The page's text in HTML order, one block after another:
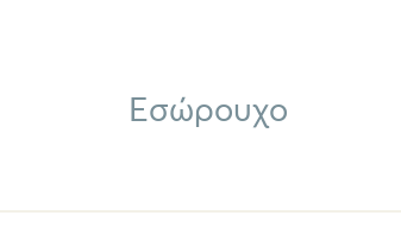
Εσώρουχο